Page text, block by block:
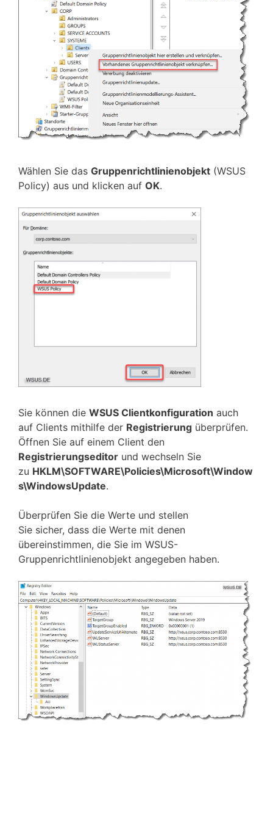
Wählen Sie das Gruppenrichtlinienobjekt (WSUS
Policy) aus und klicken auf OK.
Sie können die WSUS Clientkonfiguration auch
auf Clients mithilfe der Registrierung überprüfen.
Öffnen Sie auf einem Client den
Registrierungseditor und wechseln Sie
zu HKLM\SOFTWARE\Policies\Microsoft\Window
s\WindowsUpdate.
Überprüfen Sie die Werte und stellen
Sie sicher, dass die Werte mit denen
übereinstimmen, die Sie im WSUS-
Gruppenrichtlinienobjekt angegeben haben.